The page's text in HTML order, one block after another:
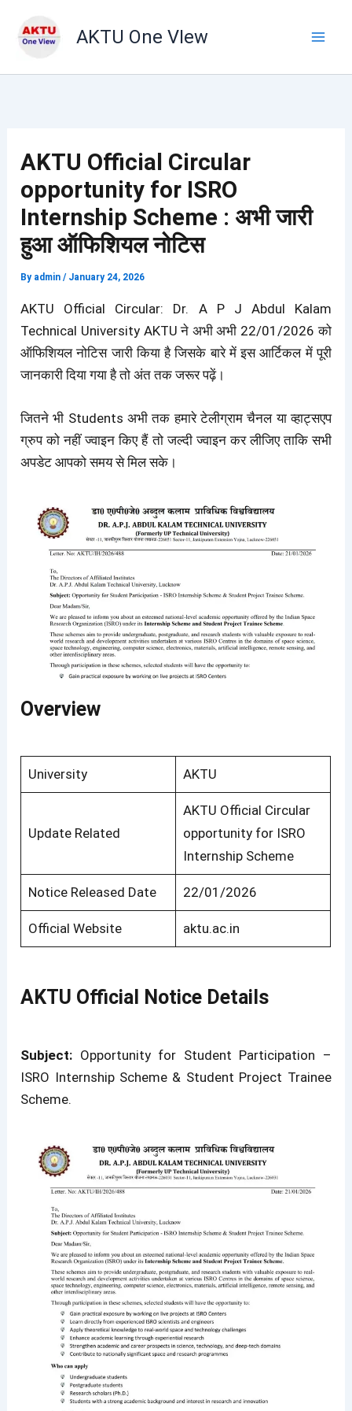
AKTU One VIew
AKTU Official Circular
opportunity for ISRO
Internship Scheme : अभी जारी
हुआ ऑफिशियल नोटिस
By admin/ January 24, 2026
AKTU Official Circular: Dr. A P J Abdul Kalam
Technical University AKTU ने अभी अभी 22/01/2026 को
ऑफिशियल नोटिस जारी किया है जिसके बारे में इस आर्टिकल में पूरी
जानकारी दिया गया है तो अंत तक जरूर पढ़ें।
जितने भी Students अभी तक हमारे टेलीग्राम चैनल या व्हाट्सएप
ग्रुप को नहीं ज्वाइन किए हैं तो जल्दी ज्वाइन कर लीजिए ताकि सभी
अपडेट आपको समय से मिल सके।
Overview
University AKTU
Update Related
AKTU Official Circular
opportunity for ISRO
Internship Scheme
Notice Released Date 22/01/2026
Official Website aktu.ac.in
AKTU Official Notice Details
Subject: Opportunity for Student Participation –
ISRO Internship Scheme & Student Project Trainee
Scheme.